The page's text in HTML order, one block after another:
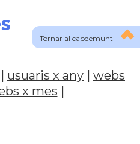
Tornar al capdemunt
| usuaris x any | webs
x mes |